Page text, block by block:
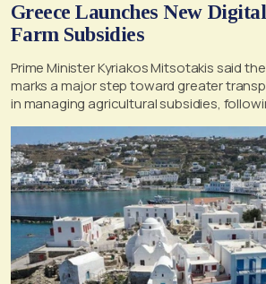
Greece Launches New
Farm Subsidies
Prime Minister Kyriakos Mitsotakis said
marks a major step toward greater
in managing agricultural subsidies,
former OPEKEPE functions to the tax